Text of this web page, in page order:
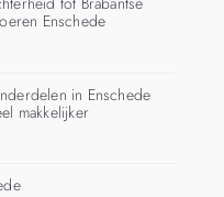
Enschede
in Enschede
makkelijker